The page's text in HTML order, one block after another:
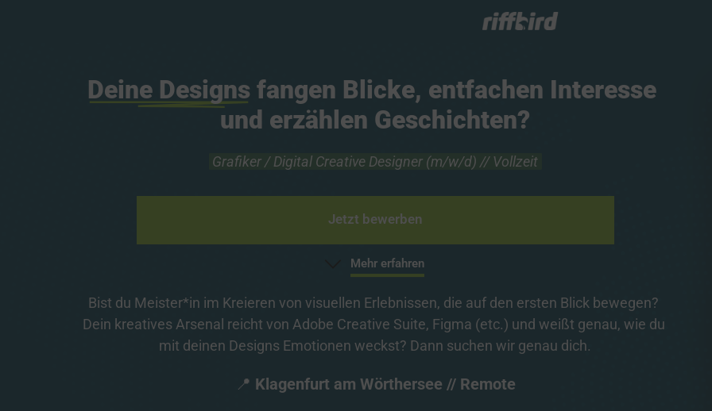
Deine Designs fangen Blicke, entfachen Interesse
und erzählen Geschichten?
Grafiker / Digital Creative Designer (m/w/d) // Vollzeit
Jetzt bewerben
Mehr erfahren
Bist du Meister*in im Kreieren von visuellen Erlebnissen, die auf den ersten Blick bewegen?
Dein kreatives Arsenal reicht von Adobe Creative Suite, Figma (etc.) und weißt genau, wie du
mit deinen Designs Emotionen weckst? Dann suchen wir genau dich.
📍 Klagenfurt am Wörthersee // Remote